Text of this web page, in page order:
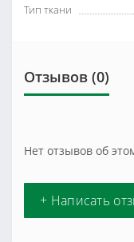
Тип ткани
Отзывов (0)
Нет отзывов об
+ Написать